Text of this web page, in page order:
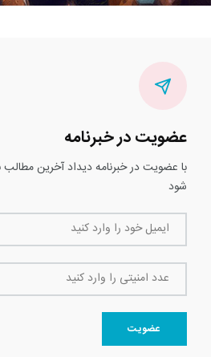
عضویت در خبرنامه
با عضویت در خبرنامه دیداد آخرین
شود
ایمیل خود را وارد کنید
عدد امنیتی را وارد کنید
عضویت